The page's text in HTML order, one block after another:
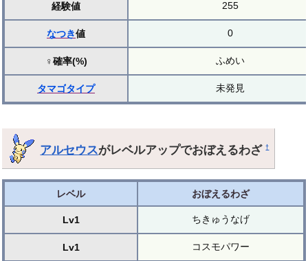
経験値 255
なつき値 0
♀確率(%) ふめい
タマゴタイプ 未発見
アルセウスがレベルアップでおぼえるわざ†
レベル おぼえるわざ
Lv1 ちきゅうなげ
Lv1 コスモパワー